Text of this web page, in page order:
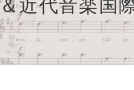
近代音楽国